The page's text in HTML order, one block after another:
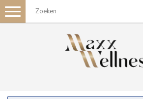
Toggle
navigation